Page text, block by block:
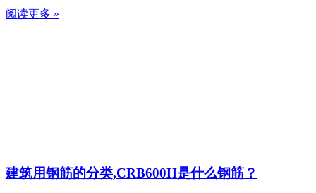
阅读更多 »
建筑用钢筋的分类,CRB600H是什么钢筋？